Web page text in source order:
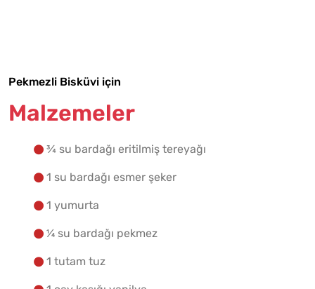
Pekmezli Bisküvi için
Malzemeler
¾ su bardağı eritilmiş tereyağı
1 su bardağı esmer şeker
1 yumurta
¼ su bardağı pekmez
1 tutam tuz